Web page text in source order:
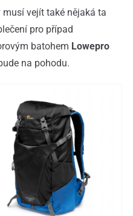
vejít také nějaká ta
pro případ
batohem Lowepro
na pohodu.